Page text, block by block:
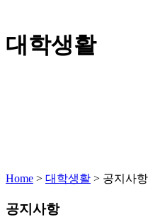
대학생활
Home > 대학생활 > 공지사항
공지사항